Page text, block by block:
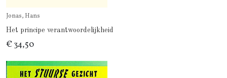
Jonas, Hans
Het principe verantwoordelijkheid
€ 34,50